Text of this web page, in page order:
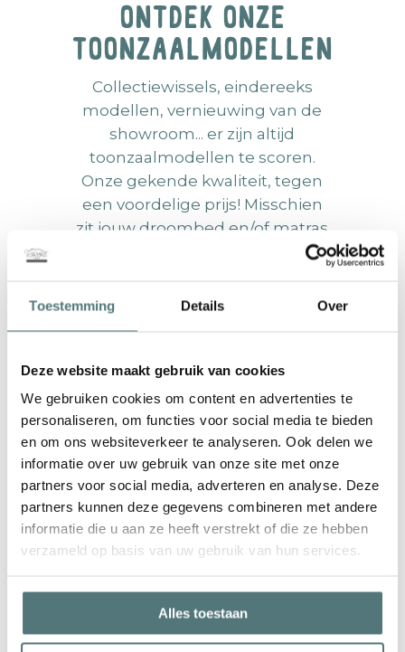
Toestemming Details Over
Deze website maakt gebruik van cookies
We gebruiken cookies om content en advertenties te
personaliseren, om functies voor social media te bieden
en om ons websiteverkeer te analyseren. Ook delen we
informatie over uw gebruik van onze site met onze
partners voor social media, adverteren en analyse. Deze
partners kunnen deze gegevens combineren met andere
informatie die u aan ze heeft verstrekt of die ze hebben
verzameld op basis van uw gebruik van hun services.
Alles toestaan
Ontdek onze
toonzaalmodellen
Collectiewissels, eindereeks
modellen, vernieuwing van de
showroom... er zijn altijd
toonzaalmodellen te scoren.
Onze gekende kwaliteit, tegen
een voordelige prijs! Misschien
zit jouw droombed en/of matras
Matras Treca Symbiose
Air Spring pocketveer matras 90/200
Boxspring Treca Paris
Vlakke boxspring zonder matrassen
Kreamat Thirty5
boxspring
Vlak zonder matrassen